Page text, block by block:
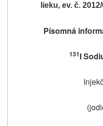
lieku, ev. č.
Písomná
131I
(